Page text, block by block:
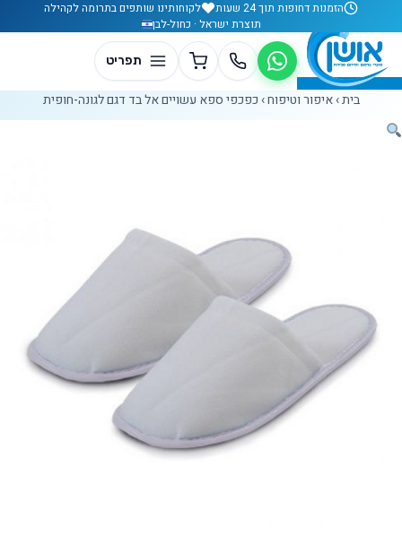
דלג לתוכןהזמנות דחופות תוך 24 שעות
לקוחותינו שותפים בתרומה לקהילה
תוצרת ישראל · כחול-לבן
בית› איפור וטיפוח› כפכפי ספא עשויים אל בד דגם לגונה-חופית